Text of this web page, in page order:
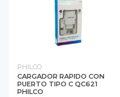
PHILCO
CARGADOR RAPIDO CON
PUERTO TIPO C QC621
PHILCO